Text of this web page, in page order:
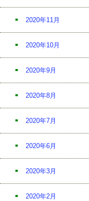
2020年11月
2020年10月
2020年9月
2020年8月
2020年7月
2020年6月
2020年3月
2020年2月